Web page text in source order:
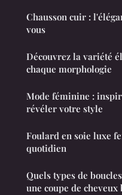
Chausson cuir :
vous
Découvrez la variété
chaque morphologie
Mode féminine :
révéler votre style
Foulard en soie luxe
quotidien
Quels types de
une coupe de cheveux